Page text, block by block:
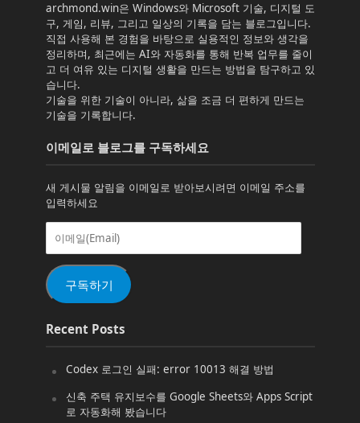
archmond.win은 Windows와 Microsoft 기술, 디지털 도
구, 게임, 리뷰, 그리고 일상의 기록을 담는 블로그입니다.
직접 사용해 본 경험을 바탕으로 실용적인 정보와 생각을
정리하며, 최근에는 AI와 자동화를 통해 반복 업무를 줄이
고 더 여유 있는 디지털 생활을 만드는 방법을 탐구하고 있
습니다.
기술을 위한 기술이 아니라, 삶을 조금 더 편하게 만드는
기술을 기록합니다.
이메일로 블로그를 구독하세요
새 게시물 알림을 이메일로 받아보시려면 이메일 주소를
입력하세요
이
일
(Email)
구독하기
Recent Posts
Codex 로그인 실패: error 10013 해결 방법
신축 주택 유지보수를 Google Sheets와 Apps Script
로 자동화해 봤습니다